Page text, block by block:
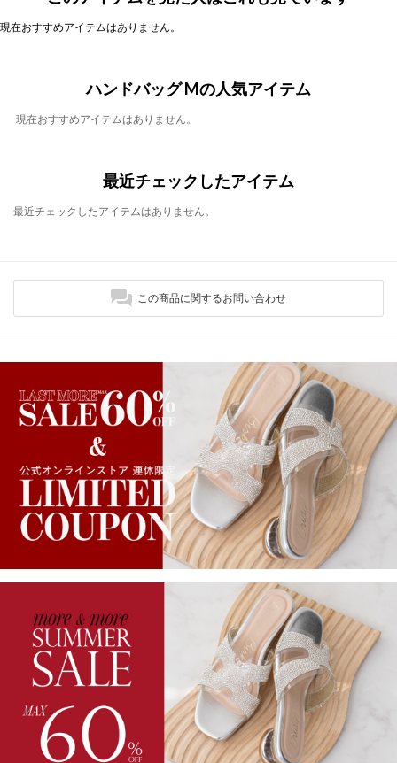
現在おすすめアイテムはありません。
ハンドバッグ Mの人気アイテム
現在おすすめアイテムはありません。
最近チェックしたアイテム
最近チェックしたアイテムはありません。
この商品に関するお問い合わせ